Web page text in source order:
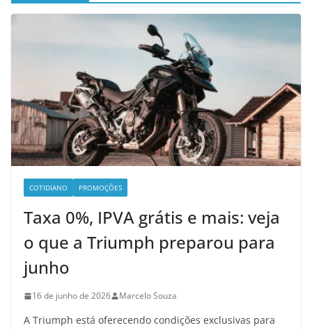
COTIDIANO PROMOÇÕES
Taxa 0%, IPVA grátis e mais: veja
o que a Triumph preparou para
junho
16 de junho de 2026 Marcelo Souza
A Triumph está oferecendo condições exclusivas para